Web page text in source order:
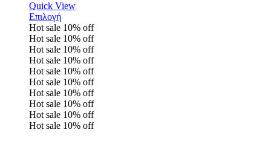
Quick View
Επιλογή
Hot sale 10% off
Hot sale 10% off
Hot sale 10% off
Hot sale 10% off
Hot sale 10% off
Hot sale 10% off
Hot sale 10% off
Hot sale 10% off
Hot sale 10% off
Hot sale 10% off